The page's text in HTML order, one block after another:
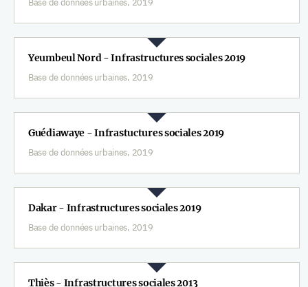
Base de données urbaines, 2019
Yeumbeul Nord - Infrastructures sociales 2019
Base de données urbaines, 2019
Guédiawaye - Infrastuctures sociales 2019
Base de données urbaines, 2019
Dakar - Infrastructures sociales 2019
Base de données urbaines, 2019
Thiès - Infrastructures sociales 2013